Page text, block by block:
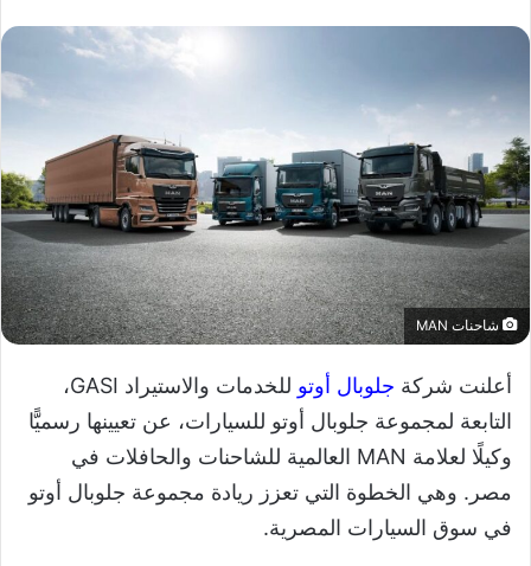
شاحنات MAN
أعلنت شركة جلوبال أوتو
للخدمات والاستيراد GASI،
التابعة لمجموعة جلوبال أوتو للسيارات، عن تعيينها رسميًّا
وكيلًا لعلامة MAN العالمية للشاحنات والحافلات في
مصر. وهي الخطوة التي تعزز ريادة مجموعة جلوبال أوتو
في سوق السيارات المصرية.